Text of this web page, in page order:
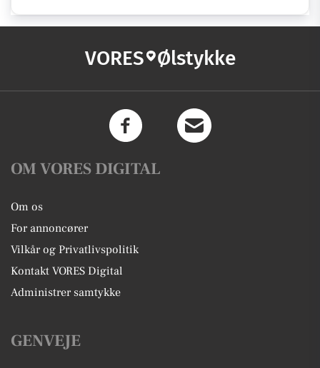
VORES Ølstykke
OM VORES DIGITAL
Om os
For annoncører
Vilkår og Privatlivspolitik
Kontakt VORES Digital
Administrer samtykke
GENVEJE